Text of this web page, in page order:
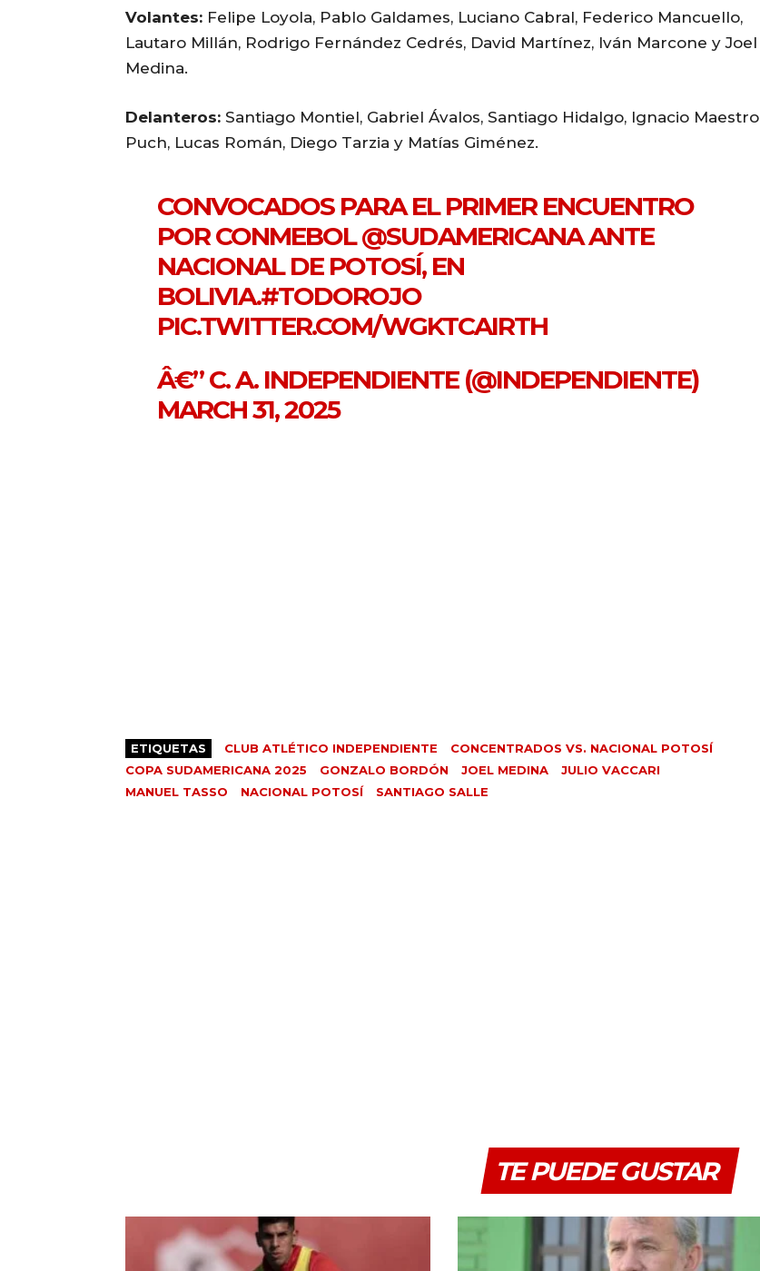
Volantes: Felipe Loyola, Pablo Galdames, Luciano Cabral, Federico Mancuello,
Lautaro Millán, Rodrigo Fernández Cedrés, David Martínez, Iván Marcone y Joel
Medina.
Delanteros: Santiago Montiel, Gabriel Ávalos, Santiago Hidalgo, Ignacio Maestro
Puch, Lucas Román, Diego Tarzia y Matías Giménez.
CONVOCADOS PARA EL PRIMER ENCUENTRO
POR CONMEBOL@SUDAMERICANAANTE
NACIONAL DE POTOSÍ, EN
BOLIVIA.#TODOROJO
PIC.TWITTER.COM/WGKTCAIRTH
Â€” C. A. INDEPENDIENTE (@INDEPENDIENTE)
MARCH 31, 2025
ETIQUETAS CLUB ATLÉTICO INDEPENDIENTE
CONCENTRADOS VS. NACIONAL POTOSÍ
COPA SUDAMERICANA 2025
GONZALO BORDÓN JOEL MEDINA
JULIO VACCARI
MANUEL TASSO
NACIONAL POTOSÍ SANTIAGO SALLE
TE PUEDE GUSTAR